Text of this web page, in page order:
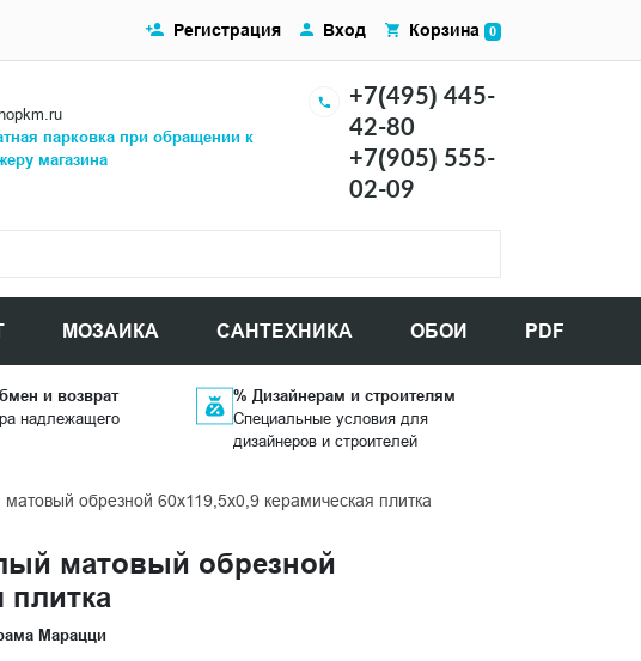
парковка при обращении к
магазина
+7(495) 445-
42-80
+7(905) 555-
02-09
МОЗАИКА САНТЕХНИКА ОБОИ PDF
Регистрация Вход Корзина 0
и возврат
надлежащего
% Дизайнерам и строителям
Специальные условия для
дизайнеров и строителей
обрезной 60x119,5x0,9 керамическая плитка
матовый обрезной
плитка
Марацци